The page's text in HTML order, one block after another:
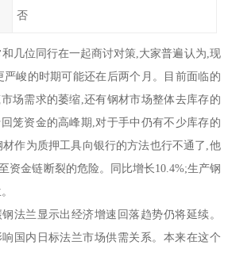
否
几位同行在一起商讨对策,大家普遍认为,现
峻的时期可能还在后两个月。目前面临的
场需求的萎缩,还有钢材市场整体去库存的
笼资金的高峰期,对于手中仍有不少库存的
作为质押工具向银行的方法也行不通了,他
资金链断裂的危险。同比增长10.4%;生产钢
法兰显示出经济增速回落趋势仍将延续。
国内日标法兰市场供需关系。本来在这个